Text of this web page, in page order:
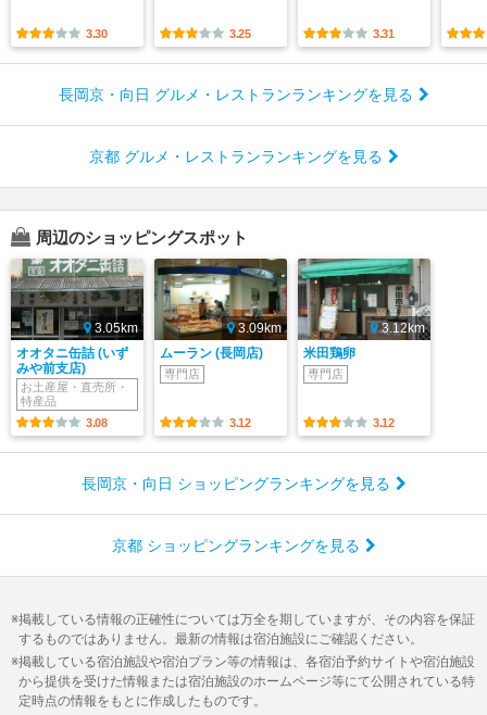
3.30 3.25 3.31
長岡京・向日 グルメ・レストランランキングを見る
京都 グルメ・レストランランキングを見る
周辺のショッピングスポット
3.05km
オオタニ缶詰 (いず
みや前支店)
お土産屋・直売所・
特産品
3.08
3.09km
ムーラン (長岡店)
専門店
3.12
3.12km
米田鶏卵
専門店
3.12
長岡京・向日 ショッピングランキングを見る
京都 ショッピングランキングを見る
掲載している情報の正確性については万全を期していますが、その内容を保証
するものではありません。最新の情報は宿泊施設にご確認ください。
掲載している宿泊施設や宿泊プラン等の情報は、各宿泊予約サイトや宿泊施設
から提供を受けた情報または宿泊施設のホームページ等にて公開されている特
定時点の情報をもとに作成したものです。